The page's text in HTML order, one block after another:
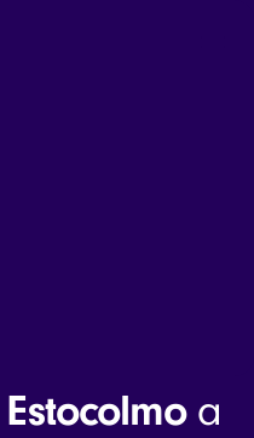
Estocolmoa